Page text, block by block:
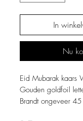
In
Nu
Eid Mubarak kaars
Gouden goldfoil
Brandt ongeveer 45